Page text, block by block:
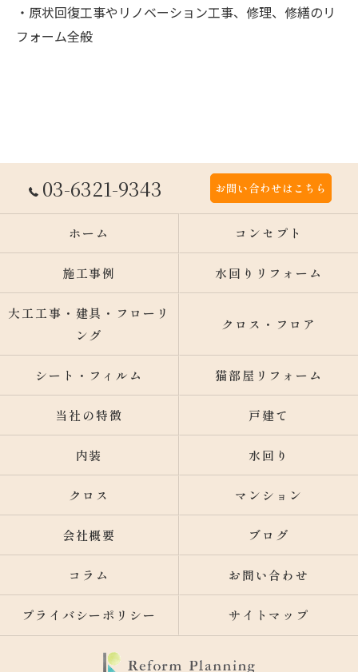
・原状回復工事やリノベーション工事、修理、修繕のリ
フォーム全般
03-6321-9343 お問い合わせはこちら
ホーム コンセプト
施工事例 水回りリフォーム
大工工事・建具・フローリ
ング
クロス・フロア
シート・フィルム 猫部屋リフォーム
当社の特徴 戸建て
内装 水回り
クロス マンション
会社概要 ブログ
コラム お問い合わせ
プライバシーポリシー サイトマップ